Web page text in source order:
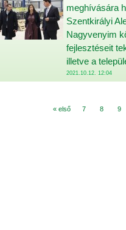
meghívására
Szentkirályi
Nagyvenyim
fejlesztéseit
illetve a
2021.10.12. 12:04
« első 7 8 9